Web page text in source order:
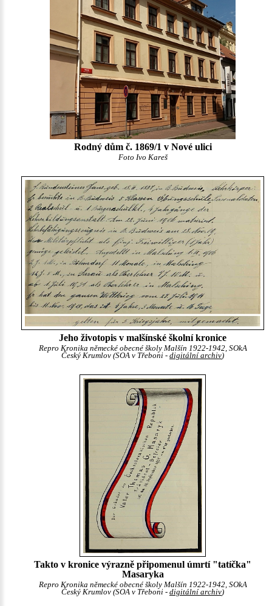
Rodný dům č. 1869/1 v Nové ulici
Foto Ivo Kareš
Jeho životopis v malšínské školní kronice
Repro Kronika německé obecné školy Malšín 1922-1942, SOkA
Český Krumlov (SOA v Třeboni - digitální archiv)
Takto v kronice výrazně připomenul úmrtí "tatíčka"
Masaryka
Repro Kronika německé obecné školy Malšín 1922-1942, SOkA
Český Krumlov (SOA v Třeboni - digitální archiv)